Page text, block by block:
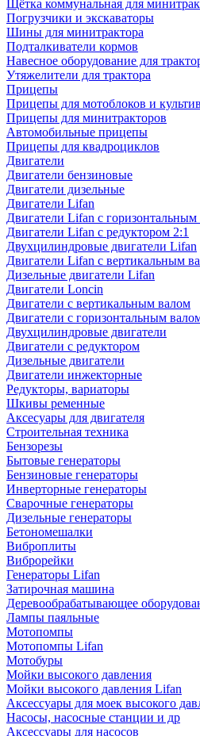
Щётка коммунальная для
Погрузчики и экскаваторы
Шины для минитрактора
Подталкиватели кормов
Навесное оборудование для
Утяжелители для трактора
Прицепы
Прицепы для мотоблоков и
Прицепы для минитракторов
Автомобильные прицепы
Прицепы для квадроциклов
Двигатели
Двигатели бензиновые
Двигатели дизельные
Двигатели Lifan
Двигатели Lifan с горизонтальным
Двигатели Lifan с редуктором 2:1
Двухцилиндровые двигатели Lifan
Двигатели Lifan с вертикальным
Дизельные двигатели Lifan
Двигатели Loncin
Двигатели с вертикальным валом
Двигатели с горизонтальным
Двухцилиндровые двигатели
Двигатели с редуктором
Дизельные двигатели
Двигатели инжекторные
Редукторы, вариаторы
Шкивы ременные
Аксесуары для двигателя
Строительная техника
Бензорезы
Бытовые генераторы
Бензиновые генераторы
Инверторные генераторы
Сварочные генераторы
Дизельные генераторы
Бетономешалки
Виброплиты
Виброрейки
Генераторы Lifan
Затирочная машина
Деревообрабатывающее
Лампы паяльные
Мотопомпы
Мотопомпы Lifan
Мотобуры
Мойки высокого давления
Мойки высокого давления Lifan
Аксессуары для моек высокого
Насосы, насосные станции и др
Аксессуары для насосов